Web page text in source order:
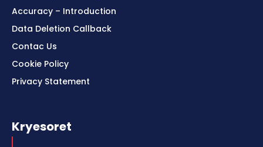
Accuracy – Introduction
Data Deletion Callback
Contac Us
Cookie Policy
Privacy Statement
Kryesoret